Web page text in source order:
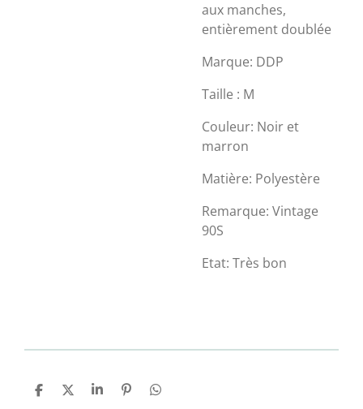
aux manches,
entièrement doublée
Marque: DDP
Taille : M
Couleur: Noir et
marron
Matière: Polyestère
Remarque: Vintage
90S
Etat: Très bon
P
P
P
É
P